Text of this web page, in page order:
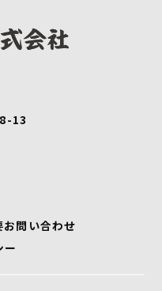
13
お問い合わせ
ー